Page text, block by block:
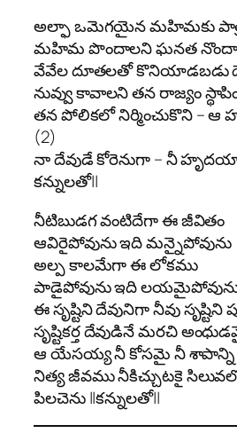
అల్ఫా ఒమెగయైన మహిమకు
మహిమ పొందాలని ఘనత
వేవేల దూతలతో కొనియాడబడు
నువ్వు కావాలని తన రాజ్యం
తన పోలికలో నిర్మించుకొని – ఆ
(2)
నా దేవుడే కోరెనుగా – నీ
కన్నులతో||
నీటిబుడగ వంటిదేగా ఈ జీవితం
ఆవిరైపోవును ఇది మన్నైపోవును
అల్ప కాలమేగా ఈ లోకము
పాడైపోవును ఇది
ఈ సృష్టిని దేవునిగా నీవు సృష్టిని
సృష్టికర్త దేవుడినే మరచి
ఆ యేసయ్య నీ కోసమై నీ శాపాన్ని
నిత్య జీవము నీకిచ్చుటకై
పిలచెను ||కన్నులతో||